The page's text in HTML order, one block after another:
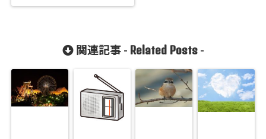
関連記事 - Related Posts-